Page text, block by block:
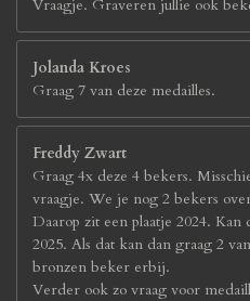
Vraagje. Graveren jullie ook
Jolanda Kroes
Graag 7 van deze medailles.
Freddy Zwart
Graag 4x deze 4 bekers.
vraagje. We je nog 2 bekers
Daarop zit een plaatje 2024.
2025. Als dat kan dan graag 2
bronzen beker erbij.
Verder ook zo vraag voor